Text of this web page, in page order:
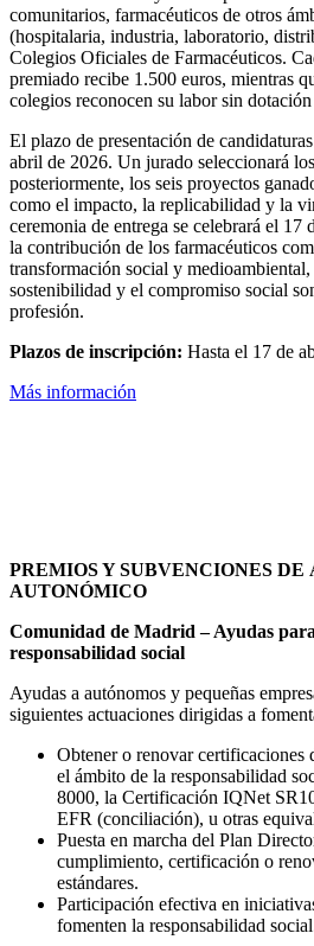
comunitarios, farmacéuticos de otros
(hospitalaria, industria, laboratorio,
Colegios Oficiales de Farmacéuticos.
premiado recibe 1.500 euros, mientras
colegios reconocen su labor sin
El plazo de presentación de
abril de 2026. Un jurado seleccionará
posteriormente, los seis proyectos
como el impacto, la replicabilidad y la
ceremonia de entrega se celebrará el
la contribución de los farmacéuticos
transformación social y
sostenibilidad y el compromiso social
profesión.
Plazos de inscripción: Hasta el 17 de
Más información
PREMIOS Y SUBVENCIONES DE
AUTONÓMICO
Comunidad de Madrid – Ayudas
responsabilidad social
Ayudas a autónomos y pequeñas
siguientes actuaciones dirigidas a
Obtener o renovar certificaciones
el ámbito de la responsabilidad
8000, la Certificación IQNet
EFR (conciliación), u otras
Puesta en marcha del Plan
cumplimiento, certificación o
estándares.
Participación efectiva en
fomenten la responsabilidad